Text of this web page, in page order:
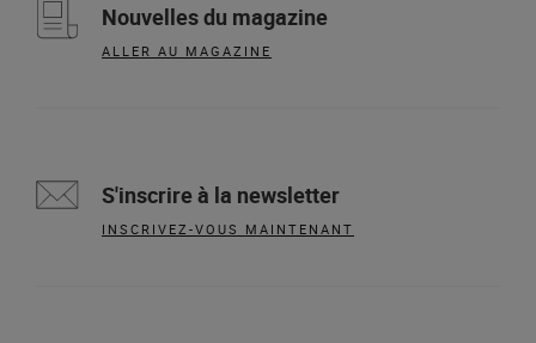
Nouvelles du magazine
ALLER AU MAGAZINE
S'inscrire à la newsletter
INSCRIVEZ-VOUS MAINTENANT